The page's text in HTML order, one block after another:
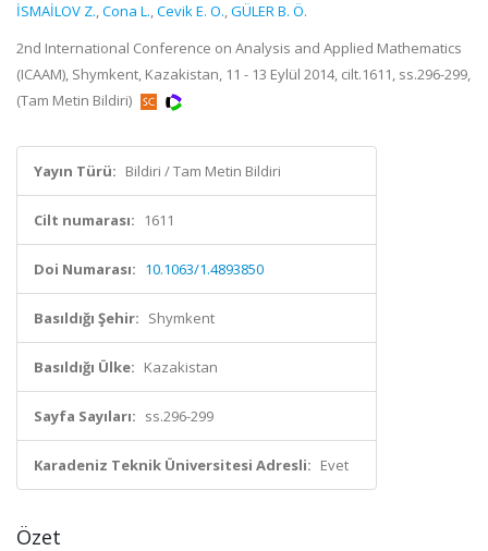
İSMAİLOV Z.,Cona L.,Cevik E. O.,GÜLER B. Ö.
2nd International Conference on Analysis and Applied Mathematics
(ICAAM), Shymkent, Kazakistan, 11 - 13 Eylül 2014, cilt.1611, ss.296-299,
(Tam Metin Bildiri)
Yayın Türü: Bildiri / Tam Metin Bildiri
Cilt numarası: 1611
Doi Numarası: 10.1063/1.4893850
Basıldığı Şehir: Shymkent
Basıldığı Ülke: Kazakistan
Sayfa Sayıları: ss.296-299
Karadeniz Teknik Üniversitesi Adresli: Evet
Özet